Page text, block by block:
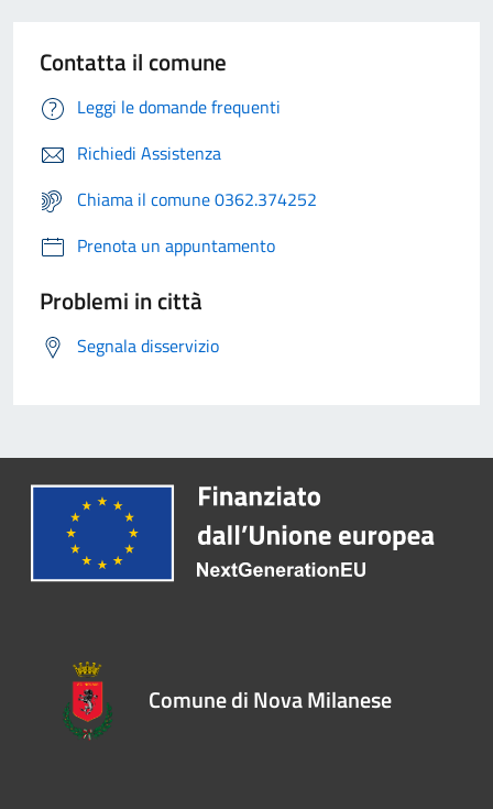
Contatta il comune
Leggi le domande frequenti
Richiedi Assistenza
Chiama il comune 0362.374252
Prenota un appuntamento
Problemi in città
Segnala disservizio
Comune di Nova Milanese